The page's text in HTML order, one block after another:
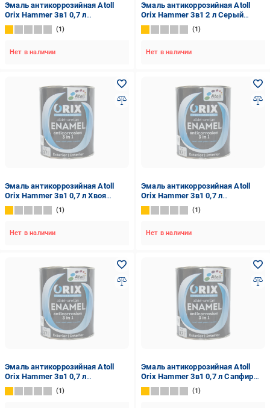
Эмаль антикоррозийная Atoll
Orix Hammer 3в1 0,7 л
Серебристый (2573842847)
1
Нет в наличии
Эмаль антикоррозийная Atoll
Orix Hammer 3в1 2 л Серый
(2573841268)
1
Нет в наличии
Эмаль антикоррозийная Atoll
Orix Hammer 3в1 0,7 л Хвоя
(2573845991)
1
Нет в наличии
Эмаль антикоррозийная Atoll
Orix Hammer 3в1 0,7 л
Коричневый (2573832726)
1
Нет в наличии
Эмаль антикоррозийная Atoll
Orix Hammer 3в1 0,7 л
Шоколадный (2573851746)
1
Эмаль антикоррозийная Atoll
Orix Hammer 3в1 0,7 л Сапфир
(2573839504)
1